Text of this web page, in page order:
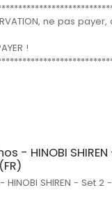
ne pas
!
- HINOBI
HINOBI SHIREN - Set